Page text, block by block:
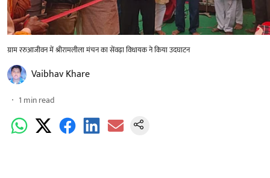
ग्राम ररुआजीवन में श्रीरामलीला मंचन का सेंवढ़ा विधायक ने किया उदघाटन
Vaibhav Khare
1 min read